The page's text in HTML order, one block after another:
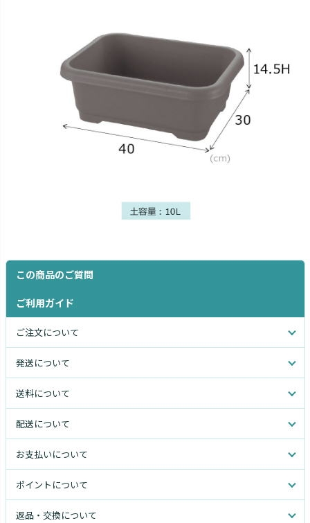
この商品のご質問
ご利用ガイド
ご注文について
発送について
送料について
配送について
お支払いについて
ポイントについて
返品・交換について